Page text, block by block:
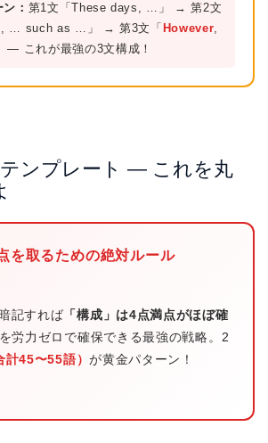
： 第1文「These days, …」 → 第2文
… such as …」 → 第3文「 However,
これが最強の3文構成！
ンプレート — これを丸
を取るための絶対ルール
記すれば 「構成」は4点満点がほぼ確
労力ゼロで確保できる最強の戦略。2
計45〜55語）が黄金パターン！